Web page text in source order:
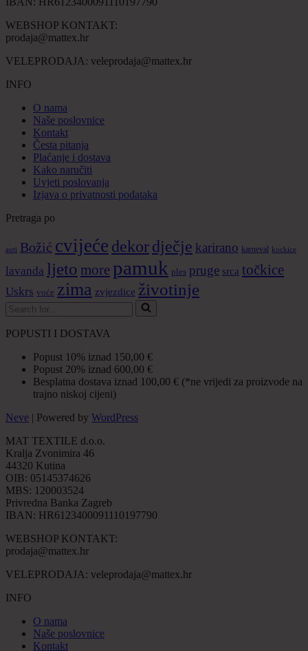
WEBSHOP KONTAKT:
prodaja@mattex.hr
VELEPRODAJA: veleprodaja@mattex.hr
INFO
O nama
Naše poslovnice
Kontakt
Česta pitanja
Plaćanje i dostava
Kako naručiti
Uvjeti poslovanja
Izjava o privatnosti podataka
Pretraga po
auti Božić cvijeće dekordječje karirano karneval kockice
lavanda ljeto more pamuk ples pruge srca točkice
Uskrs voće zima zvjezdice životinje
Search
for...
POPUSTI I DOSTAVA
Popust 10% iznad 150,00 €
Popust 20% iznad 600,00 €
Besplatna dostava iznad 100,00 € (*ne vrijedi za proizvode na
trajno niskoj cijeni)
Neve | Powered by WordPress
MAT TEXTILE d.o.o.
Kralja Zvonimira 46
44320 Kutina
OIB: 05145374626
MBS: 120003524
Privredna Banka Zagreb
IBAN: HR6123400091110197790
WEBSHOP KONTAKT:
prodaja@mattex.hr
VELEPRODAJA: veleprodaja@mattex.hr
INFO
O nama
Naše poslovnice
Kontakt